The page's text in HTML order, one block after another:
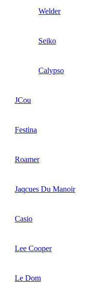
Welder
Seiko
Calypso
JCou
Festina
Roamer
Jaqcues Du Manoir
Casio
Lee Cooper
Le Dom